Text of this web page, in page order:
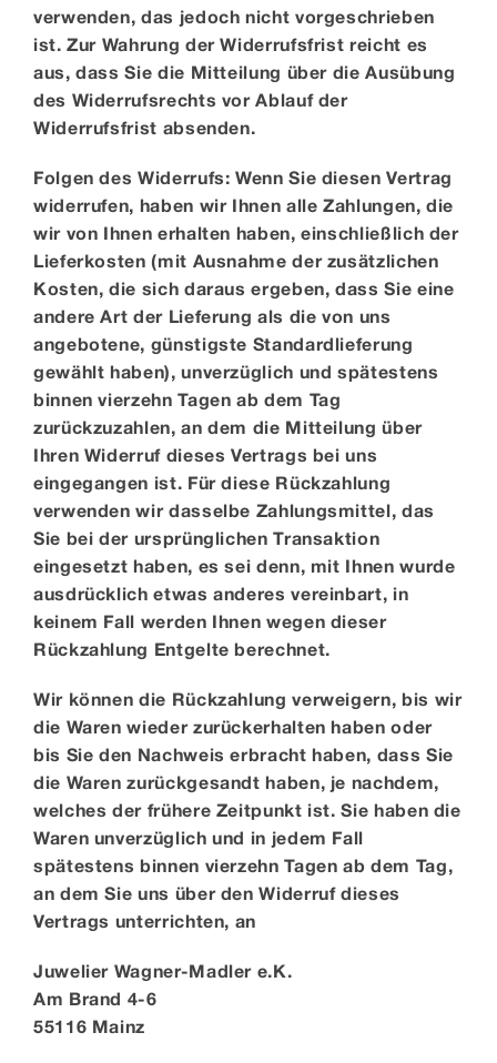
verwenden, das jedoch nicht vorgeschrieben
ist. Zur Wahrung der Widerrufsfrist reicht es
aus, dass Sie die Mitteilung über die Ausübung
des Widerrufsrechts vor Ablauf der
Widerrufsfrist absenden.
Folgen des Widerrufs: Wenn Sie diesen Vertrag
widerrufen, haben wir Ihnen alle Zahlungen, die
wir von Ihnen erhalten haben, einschließlich der
Lieferkosten (mit Ausnahme der zusätzlichen
Kosten, die sich daraus ergeben, dass Sie eine
andere Art der Lieferung als die von uns
angebotene, günstigste Standardlieferung
gewählt haben), unverzüglich und spätestens
binnen vierzehn Tagen ab dem Tag
zurückzuzahlen, an dem die Mitteilung über
Ihren Widerruf dieses Vertrags bei uns
eingegangen ist. Für diese Rückzahlung
verwenden wir dasselbe Zahlungsmittel, das
Sie bei der ursprünglichen Transaktion
eingesetzt haben, es sei denn, mit Ihnen wurde
ausdrücklich etwas anderes vereinbart, in
keinem Fall werden Ihnen wegen dieser
Rückzahlung Entgelte berechnet.
Wir können die Rückzahlung verweigern, bis wir
die Waren wieder zurückerhalten haben oder
bis Sie den Nachweis erbracht haben, dass Sie
die Waren zurückgesandt haben, je nachdem,
welches der frühere Zeitpunkt ist. Sie haben die
Waren unverzüglich und in jedem Fall
spätestens binnen vierzehn Tagen ab dem Tag,
an dem Sie uns über den Widerruf dieses
Vertrags unterrichten, an
Juwelier Wagner-Madler e.K.
Am Brand 4-6
55116 Mainz